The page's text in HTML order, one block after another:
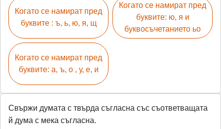
Когато се намират пред
буквите : ъ, ь, ю, я, щ
Когато се намират пред
буквите: а, ъ, о , у, е, и
Когато се намират пред
буквите: ю, я и
буквосъчетанието ьо
Свържи думата с твърда съгласна със съответващата
й дума с мека съгласна.